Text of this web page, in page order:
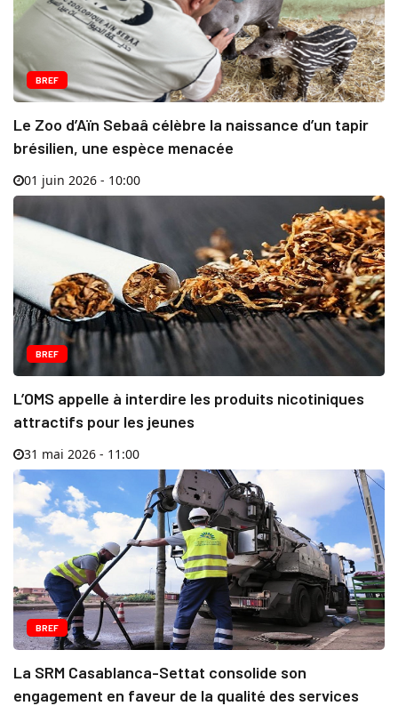
BREF
Le Zoo d’Aïn Sebaâ célèbre la naissance d’un tapir
brésilien, une espèce menacée
01 juin 2026 - 10:00
BREF
L’OMS appelle à interdire les produits nicotiniques
attractifs pour les jeunes
31 mai 2026 - 11:00
BREF
La SRM Casablanca-Settat consolide son
engagement en faveur de la qualité des services